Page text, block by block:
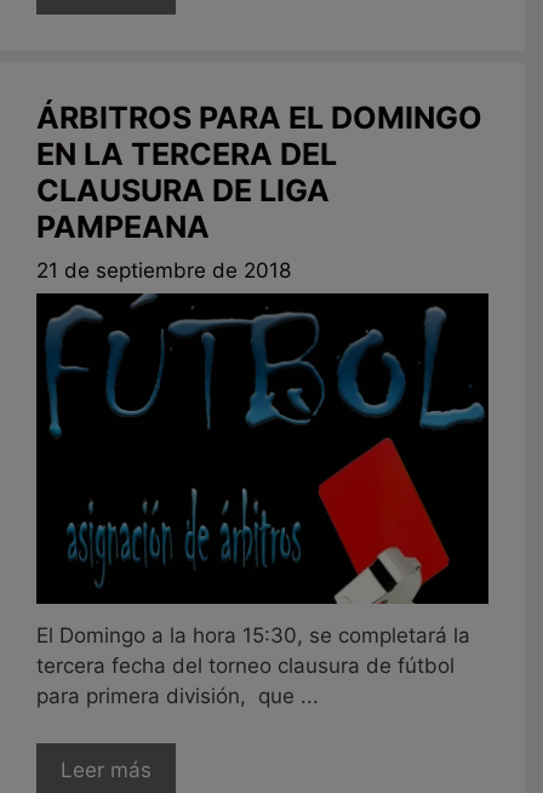
ÁRBITROS PARA EL DOMINGO
EN LA TERCERA DEL
CLAUSURA DE LIGA
PAMPEANA
21 de septiembre de 2018
El Domingo a la hora 15:30, se completará la
tercera fecha del torneo clausura de fútbol
para primera división, que ...
Leer más